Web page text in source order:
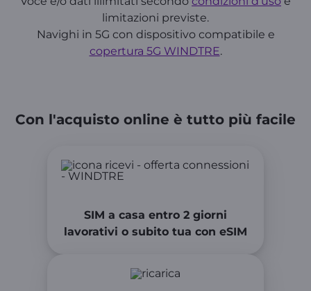
limitazioni previste.
Navighi in 5G con dispositivo compatibile e
copertura 5G WINDTRE.
Con l'acquisto online è tutto più facile
SIM a casa entro 2 giorni
lavorativi o subito tua con eSIM